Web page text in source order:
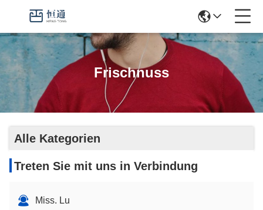
Frischnuss
Alle Kategorien
Treten Sie mit uns in Verbindung
Miss. Lu